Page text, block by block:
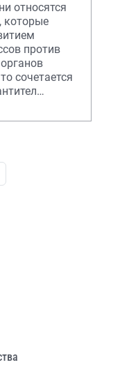
относятся
которые
против
сочетается